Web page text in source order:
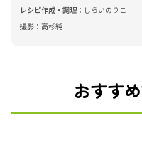
レシピ作成・調理： しらいのりこ
撮影： 高杉純
おすす